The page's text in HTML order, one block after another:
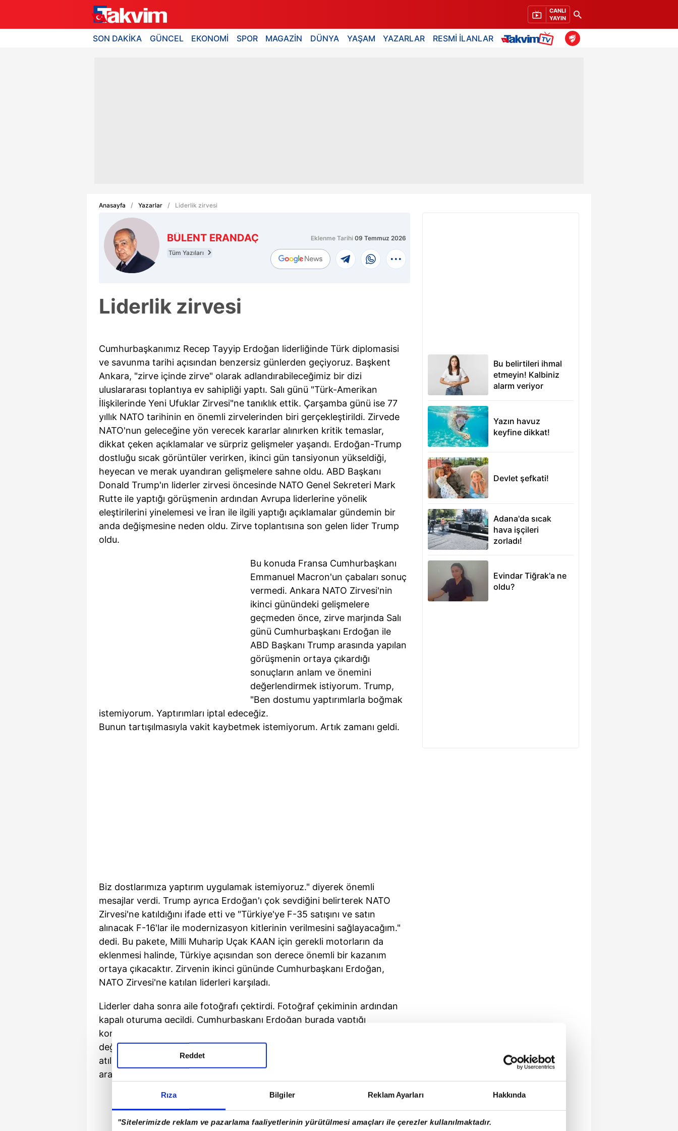
Rıza Bilgiler Reklam Ayarları Hakkında
"Sitelerimizde reklam ve pazarlama faaliyetlerinin yürütülmesi amaçları ile çerezler kullanılmaktadır.
Reddet
CANLI
YAYIN
SON DAKİKA GÜNCEL EKONOMİ SPOR MAGAZİN DÜNYA YAŞAM YAZARLAR RESMİ İLANLAR
Anasayfa Yazarlar Liderlik zirvesi
BÜLENT ERANDAÇ
Tüm Yazıları
Liderlik zirvesi
Eklenme Tarihi 09 Temmuz 2026
Cumhurbaşkanımız Recep Tayyip Erdoğan liderliğinde Türk diplomasisi
ve savunma tarihi açısından benzersiz günlerden geçiyoruz. Başkent
Ankara, "zirve içinde zirve" olarak adlandırabileceğimiz bir dizi
uluslararası toplantıya ev sahipliği yaptı. Salı günü "Türk-Amerikan
İlişkilerinde Yeni Ufuklar Zirvesi"ne tanıklık ettik. Çarşamba günü ise 77
yıllık NATO tarihinin en önemli zirvelerinden biri gerçekleştirildi. Zirvede
NATO'nun geleceğine yön verecek kararlar alınırken kritik temaslar,
dikkat çeken açıklamalar ve sürpriz gelişmeler yaşandı. Erdoğan-Trump
dostluğu sıcak görüntüler verirken, ikinci gün tansiyonun yükseldiği,
heyecan ve merak uyandıran gelişmelere sahne oldu. ABD Başkanı
Donald Trump'ın liderler zirvesi öncesinde NATO Genel Sekreteri Mark
Rutte ile yaptığı görüşmenin ardından Avrupa liderlerine yönelik
eleştirilerini yinelemesi ve İran ile ilgili yaptığı açıklamalar gündemin bir
anda değişmesine neden oldu. Zirve toplantısına son gelen lider Trump
oldu.
Bu konuda Fransa Cumhurbaşkanı
Emmanuel Macron'un çabaları sonuç
vermedi. Ankara NATO Zirvesi'nin
ikinci günündeki gelişmelere
geçmeden önce, zirve marjında Salı
günü Cumhurbaşkanı Erdoğan ile
ABD Başkanı Trump arasında yapılan
görüşmenin ortaya çıkardığı
sonuçların anlam ve önemini
değerlendirmek istiyorum. Trump,
"Ben dostumu yaptırımlarla boğmak
istemiyorum. Yaptırımları iptal edeceğiz.
Bunun tartışılmasıyla vakit kaybetmek istemiyorum. Artık zamanı geldi.
Biz dostlarımıza yaptırım uygulamak istemiyoruz." diyerek önemli
mesajlar verdi. Trump ayrıca Erdoğan'ı çok sevdiğini belirterek NATO
Zirvesi'ne katıldığını ifade etti ve "Türkiye'ye F-35 satışını ve satın
alınacak F-16'lar ile modernizasyon kitlerinin verilmesini sağlayacağım."
dedi. Bu pakete, Milli Muharip Uçak KAAN için gerekli motorların da
eklenmesi halinde, Türkiye açısından son derece önemli bir kazanım
ortaya çıkacaktır. Zirvenin ikinci gününde Cumhurbaşkanı Erdoğan,
NATO Zirvesi'ne katılan liderleri karşıladı.
Liderler daha sonra aile fotoğrafı çektirdi. Fotoğraf çekiminin ardından
kapalı oturuma geçildi. Cumhurbaşkanı Erdoğan burada yaptığı
konuşmada Türkiye'nin NATO'ya katkılarını anlatarak şu
değerlendirmelerde bulundu: "Türkiye, savunma sanayisindeki
atılımlarıyla üretim ve ihracat kapasitesi bakımından dünyanın ilk 10 ülkesi
arasına girdi.
Bu belirtileri ihmal
etmeyin! Kalbiniz
alarm veriyor
Yazın havuz
keyfine dikkat!
Devlet şefkati!
Adana'da sıcak
hava işçileri
zorladı!
Evindar Tiğrak'a ne
oldu?